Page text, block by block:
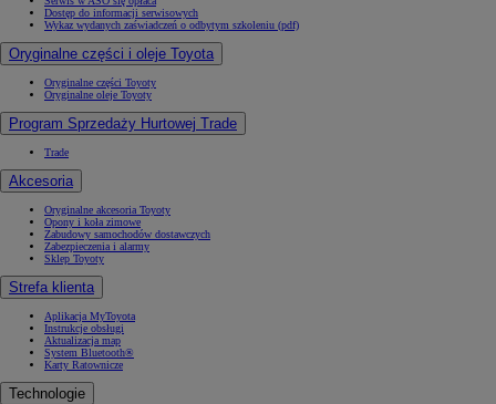
Dostęp do informacji serwisowych
Wykaz wydanych zaświadczeń o odbytym szkoleniu (pdf)
Oryginalne części i oleje Toyota
Oryginalne części Toyoty
Oryginalne oleje Toyoty
Program Sprzedaży Hurtowej Trade
Trade
Akcesoria
Oryginalne akcesoria Toyoty
Opony i koła zimowe
Zabudowy samochodów dostawczych
Zabezpieczenia i alarmy
Sklep Toyoty
Strefa klienta
Aplikacja MyToyota
Instrukcje obsługi
Aktualizacja map
System Bluetooth®
Karty Ratownicze
Technologie